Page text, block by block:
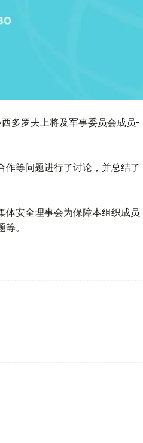
多罗夫上将及军事委员会成员-
作等问题进行了讨论，并总结了
体安全理事会为保障本组织成员
。